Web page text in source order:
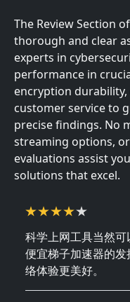
The Review Section
thorough and clear
experts in
performance in
encryption
customer service to
precise findings. No
streaming options,
evaluations assist
solutions that excel.
科学上网工具当然可
便宜梯子加速器的
络体验更美好。